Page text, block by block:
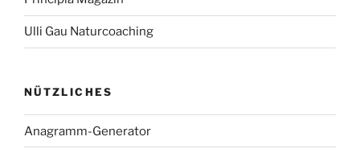
Ulli Gau Naturcoaching
NÜTZLICHES
Anagramm-Generator